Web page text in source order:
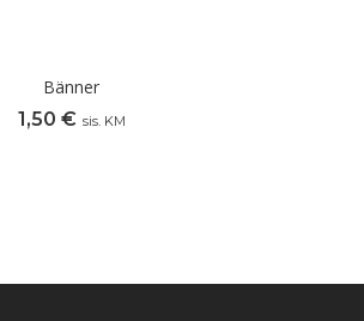
Bänner
1,50 € sis. KM